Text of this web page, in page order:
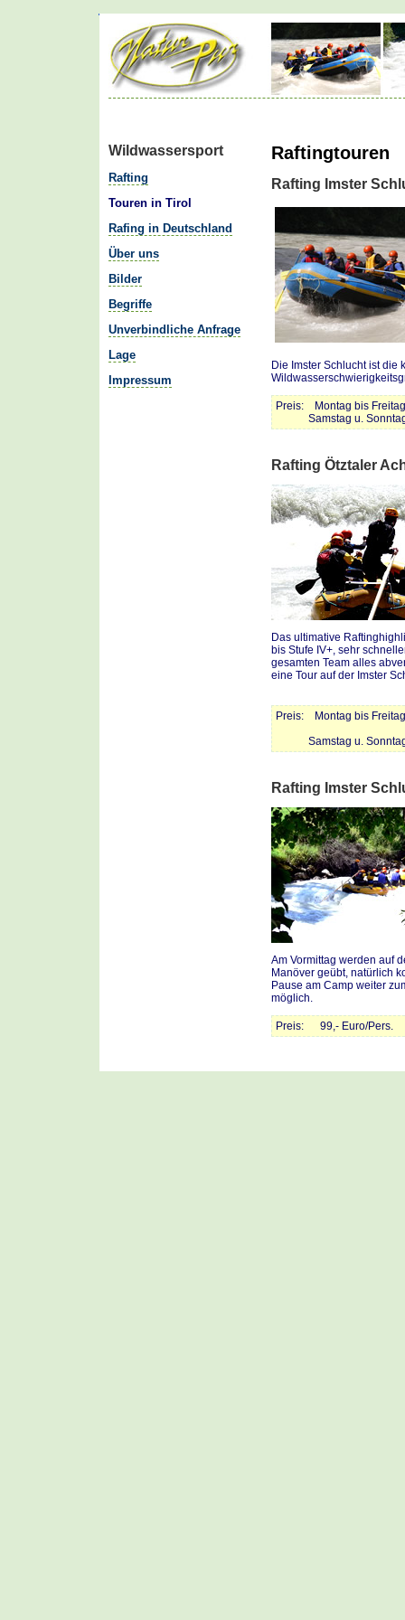
Raftingtouren
Rafting Imster
Die Imster Schlucht ist die
Preis: Montag bis
Samstag u. Sonntag:
Rafting Ötztaler
Das ultimative
bis Stufe IV+, sehr
gesamten Team alles
eine Tour auf der Imster
Preis: Montag bis
Samstag u. Sonntag:
Rafting Imster
Am Vormittag werden auf
Manöver geübt, natürlich
Pause am Camp weiter
möglich.
Preis: 99,- Euro/Pers.
Wildwassersport
Rafting
Touren in Tirol
Rafing in Deutschland
Über uns
Bilder
Begriffe
Unverbindliche Anfrage
Lage
Impressum